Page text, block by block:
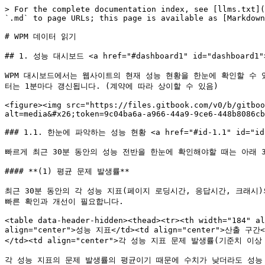
> For the complete documentation index, see [llms.txt](https://docs.imqa.io/imqa-guide/llms.txt). Markdown versions of documentation pages are available by appending `.md` to page URLs; this page is available as [Markdown](https://docs.imqa.io/imqa-guide/user-guide/data/wpm.md).

# WPM 데이터 읽기

## 1. 성능 대시보드 <a href="#dashboard1" id="dashboard1"></a>

WPM 대시보드에서는 웹사이트의 현재 성능 현황을 한눈에 확인할 수 있습니다. 다양한 성능 지표를 정확하게 이해하고 분석하는 방법을 확인하시고, 효율적으로 성능 관리를 진행해 보세요.\* IMQA의 모든 데이터는 1분마다 갱신됩니다. (계약에 따라 상이할 수 있음)​

<figure><img src="https://files.gitbook.com/v0/b/gitbook-x-prod.appspot.com/o/spaces%2FnIHiy89rVSjdJeOUQp9E%2Fuploads%2FOIUQHklNWvlRxAc8ru2N%2FWPM_data_01.jpg?alt=media&#x26;token=9c04ba6a-a966-44a9-9ce6-448b8086cb50" alt=""><figcaption></figcaption></figure>

### 1.1. 한눈에 파악하는 성능 현황 <a href="#id-1.1" id="id-1.1"></a>

빠르게 최근 30분 동안의 성능 전반을 한눈에 확인해야할 때는 아래 3가지 항목을 먼저 확인해 보세요.

#### **(1) 평균 문제 발생률**

최근 30분 동안의 각 성능 지표(페이지 로딩시간, 응답시간, 크래시)의 기준치를 넘는 데이터 비율인 문제 발생률의 평균을 빠르게 확인할 수 있습니다. 숫자가 클수록 성능 문제가 발생하고 있다는 의미이므로 빠른 확인과 개선이 필요합니다.

<table data-header-hidden><thead><tr><th width="184" align="center"></th><th width="204" align="center"></th><th align="center"></th></tr></thead><tbody><tr><td align="center">성능 지표</td><td align="center">산출 구간</td><td align="center">병합 방식</td></tr><tr><td align="center">평균 문제 발생률</td><td align="center">최근 30분</td><td align="center">각 성능 지표 문제 발생률(기준치 이상 데이터 / 전체 데이터)*100 의 평균</td></tr></tbody></table>

각 성능 지표의 문제 발생률의 평균이기 때문에 수치가 낮더라도 성능 지표 중 1개에서 문제가 발생하고 있을 수 있습니다. 수치가 매우 낮은 경우가 아니라면, 반드시 상세 데이터를 확인해 주세요.

#### **(2) 성능 날씨**

최근 30분 동안의 평균 문제 발생률에 따라 5단계로 날씨 아이콘이 표시됩니다. 평균 값이기 때문에 맑음이어도 성능 저하로 불편함을 겪고 있는 사용자가 있을 수 있으므로 반드시 세부 데이터를 확인해 주세요.

<figure><img src="https://content.gitbook.com/content/nIHiy89rVSjdJeOUQp9E/blobs/ZCWcNJ2EEPJmJYbGW5p7/%E1%84%89%E1%85%A5%E1%86%BC%E1%84%82%E1%85%B3%E1%86%BC%E1%84%82%E1%85%A1%E1%86%AF%E1%84%8A%E1%85%B5.png" alt=""><figcaption></figcaption></figure>

#### **(3) 성능 문제 발생률**

최근 30분 동안의 크래시, 응답시간, 페이지 로딩시간의 3가지 성능 지표에서 문제 발생(설정한 기준치를 넘은 상황) 비율을 그래프를 통해 한번에 확인할 수 있습니다. 막대 그래프가 보이는 상태라면 성능 문제가 발생한 상황이니 빠른 확인과 개선이 필요합니다.

<figure><img src="https://files.gitbook.com/v0/b/gitbook-x-prod.appspot.com/o/spaces%2FnIHiy89rVSjdJeOUQp9E%2Fuploads%2FB7GSGQ8Nsld0BWR1vlPL%2FWPM_data_02.png?alt=media&#x26;token=1c5f4bf7-6aa2-4274-9d8f-2d14d3cbadd8" alt=""><figcaption><p>⭕️ 전반적으로 안정적으로 운영 중</p></figcaption></figure>

<figure><img src="https://files.gitbook.com/v0/b/gitbook-x-prod.appspot.com/o/spaces%2FnIHiy89rVSjdJeOUQp9E%2Fuploads%2FrlJ2S1BDH2buSREVaMyz%2FWPM_data_03.png?alt=media&#x26;token=bbb646fb-4fc3-49d4-a69f-f1ab7efd4a05" alt=""><figcaption><p>❗️ 페이지 로딩시간에 문제가 발생한 상황</p></figcaption></figure>

<table><thead><tr><th width="153" align="center">성능 지표</th><th width="141" align="center">산출 구간</th><th width="150" align="center">산출 값</th><th align="center">병합 방식</th></tr></thead><tbody><tr><td align="center">크래시</td><td align="center">최근 30분</td><td align="center">문제 발생률</td><td align="center">(크래시 발생 수 / 방문 수)*100</td></tr><tr><td align="center">응답시간</td><td align="center">최근 30분</td><td align="center">문제 발생률</td><td align="center">(기준치 이상 데이터 / 전체 데이터)*100</td></tr><tr><td align="center">페이지 로딩시간</td><td align="center">최근 30분</td><td align="center">문제 발생률</td><td align="center">(기준치 이상 데이터 / 전체 데이터)*100</td></tr></tbody></table>

{% hint style="info" %}
기준치는 ‘[관리 > 프로젝트 프리셋](/imqa-guide/user-guide/wpm/management.md#project-preset)’에서 설정할 수 있습니다. 운영 초기, 기준치 설정이 어렵다면 각 지표